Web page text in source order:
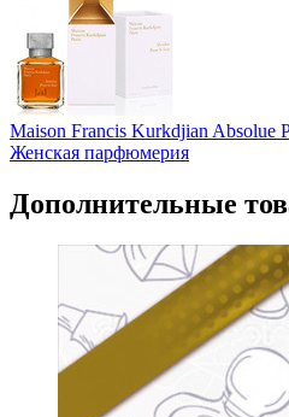
Maison Francis Kurkdjian Absolue
Женская парфюмерия
Дополнительные